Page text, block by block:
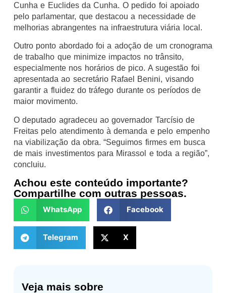
Veja mais sobre
Cunha e Euclides da Cunha. O pedido foi apoiado
pelo parlamentar, que destacou a necessidade de
melhorias abrangentes na infraestrutura viária local.
Outro ponto abordado foi a adoção de um cronograma
de trabalho que minimize impactos no trânsito,
especialmente nos horários de pico. A sugestão foi
apresentada ao secretário Rafael Benini, visando
garantir a fluidez do tráfego durante os períodos de
maior movimento.
O deputado agradeceu ao governador Tarcísio de
Freitas pelo atendimento à demanda e pelo empenho
na viabilização da obra. “Seguimos firmes em busca
de mais investimentos para Mirassol e toda a região”,
concluiu.
Achou este conteúdo importante?
Compartilhe com outras pessoas.
WhatsApp Facebook
Telegram X